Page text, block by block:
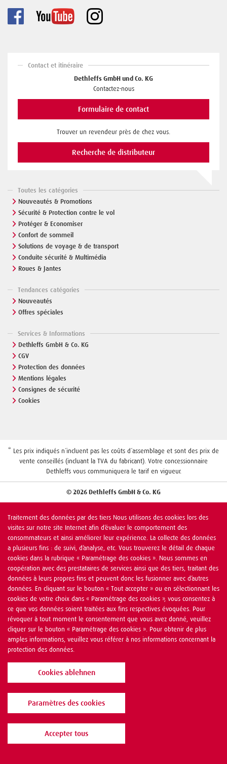
Contact et itinéraire
Dethleffs GmbH und Co. KG
Contactez-nous
Formulaire de contact
Trouver un revendeur près de chez vous.
Recherche de distributeur
Toutes les catégories
Nouveautés & Promotions
Sécurité & Protection contre le vol
Protéger & Economiser
Confort de sommeil
Solutions de voyage & de transport
Conduite sécurité & Multimédia
Roues & Jantes
Tendances catégories
Nouveautés
Offres spéciales
Services & Informations
Dethleffs GmbH & Co. KG
CGV
Protection des données
Mentions légales
Consignes de sécurité
Cookies
* Les prix indiqués n´incluent pas les coûts d´assemblage et sont des prix de
vente conseillés (incluant la TVA du fabricant). Votre concessionnaire
Dethleffs vous communiquera le tarif en vigueur.
© 2026 Dethleffs GmbH & Co. KG
Traitement des données par des tiers Nous utilisons des cookies lors des
visites sur notre site Internet afin d’évaluer le comportement des
consommateurs et ainsi améliorer leur expérience. La collecte des données
a plusieurs fins : de suivi, d’analyse, etc. Vous trouverez le détail de chaque
cookies dans la rubrique « Paramétrage des cookies ». Nous sommes en
coopération avec des prestataires de services ainsi que des tiers, traitant des
données à leurs propres fins et peuvent donc les fusionner avec d’autres
données. En cliquant sur le bouton « Tout accepter » ou en sélectionnant les
cookies de votre choix dans « Paramétrage des cookies », vous consentez à
ce que vos données soient traitées aux fins respectives évoquées. Pour
révoquer à tout moment le consentement que vous avez donné, veuillez
cliquer sur le bouton « Paramétrage des cookies ». Pour obtenir de plus
amples informations, veuillez vous référer à nos informations concernant la
protection des données.
Cookies ablehnen
Paramètres des cookies
Accepter tous